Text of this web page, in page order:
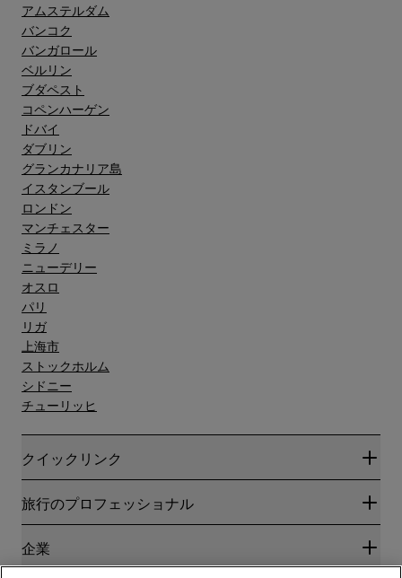
アムステルダム
バンコク
バンガロール
ベルリン
ブダペスト
コペンハーゲン
ドバイ
ダブリン
グランカナリア島"
イスタンブール
ロンドン
マンチェスター
ミラノ
ニューデリー
オスロ
パリ
リガ
上海市
ストックホルム
シドニー
チューリッヒ
クイックリンク
Radisson Rewards
ブログ
目的地
旅行のプロフェッショナル
パートナー
旅行代理店
企業